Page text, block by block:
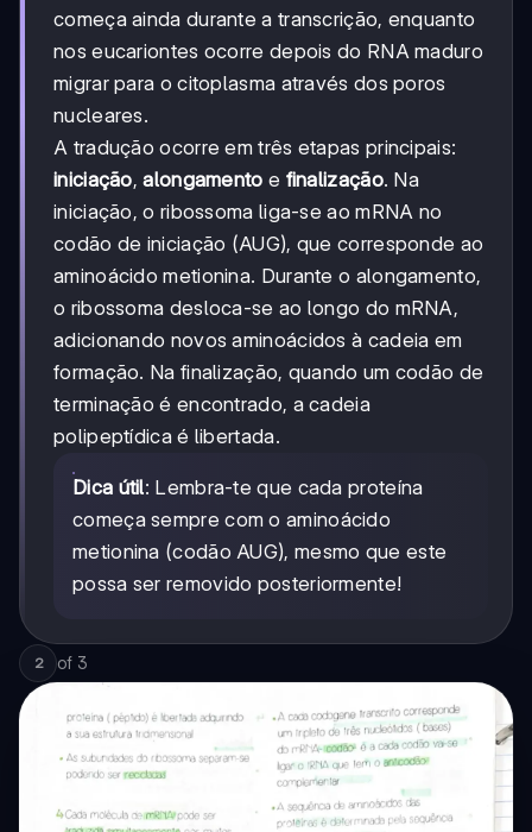
começa ainda durante a transcrição, enquanto
nos eucariontes ocorre depois do RNA maduro
migrar para o citoplasma através dos poros
nucleares.
A tradução ocorre em três etapas principais:
iniciação,alongamento e finalização. Na
iniciação, o ribossoma liga-se ao mRNA no
codão de iniciação (AUG), que corresponde ao
aminoácido metionina. Durante o alongamento,
o ribossoma desloca-se ao longo do mRNA,
adicionando novos aminoácidos à cadeia em
formação. Na finalização, quando um codão de
terminação é encontrado, a cadeia
polipeptídica é libertada.
Dica útil: Lembra-te que cada proteína
começa sempre com o aminoácido
metionina (codão AUG), mesmo que este
possa ser removido posteriormente!
2 of 3